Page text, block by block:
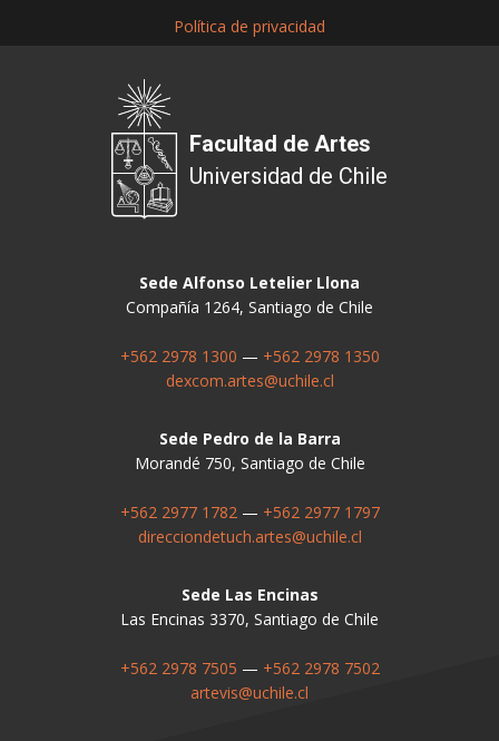
Política de privacidad
Facultad de Artes
Universidad de Chile
Sede Alfonso Letelier Llona
Compañía 1264, Santiago de Chile
+562 2978 1300 — +562 2978 1350
dexcom.artes@uchile.cl
Sede Pedro de la Barra
Morandé 750, Santiago de Chile
+562 2977 1782— +562 2977 1797
direcciondetuch.artes@uchile.cl
Sede Las Encinas
Las Encinas 3370, Santiago de Chile
+562 2978 7505 — +562 2978 7502
artevis@uchile.cl